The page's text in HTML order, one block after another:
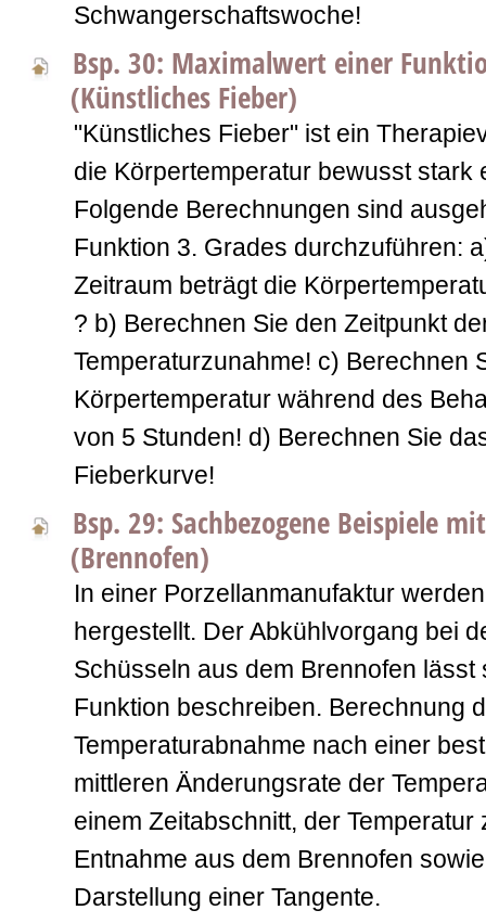
Schwangerschaftswoche!
Bsp. 30: Maximalwert einer
(Künstliches Fieber)
"Künstliches Fieber" ist ein
die Körpertemperatur bewusst stark
Folgende Berechnungen sind
Funktion 3. Grades durchzuführen:
Zeitraum beträgt die
? b) Berechnen Sie den Zeitpunkt
Temperaturzunahme! c) Berechnen
Körpertemperatur während des
von 5 Stunden! d) Berechnen Sie
Fieberkurve!
Bsp. 29: Sachbezogene Beispiele
(Brennofen)
In einer Porzellanmanufaktur
hergestellt. Der Abkühlvorgang bei
Schüsseln aus dem Brennofen lässt
Funktion beschreiben. Berechnung
Temperaturabnahme nach einer
mittleren Änderungsrate der
einem Zeitabschnitt, der Temperatur
Entnahme aus dem Brennofen
Darstellung einer Tangente.